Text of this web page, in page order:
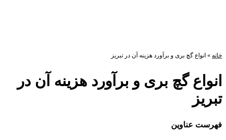
خانه » انواع گچ بری و برآورد هزینه آن در تبریز
انواع گچ بری و برآورد هزینه آن در
تبریز
فهرست عناوین